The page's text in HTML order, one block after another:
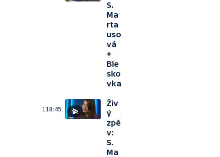
S.
Ma
rta
uso
vá
+
Ble
sko
vka
118:45
Živ
ý
zpě
v:
S.
Ma